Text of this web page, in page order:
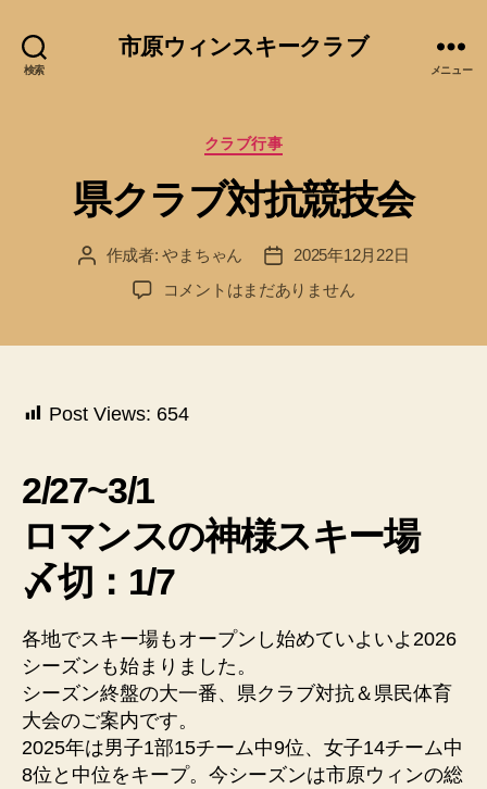
検索
市原ウィンスキークラブ
メニュー
カ
ゴ
リ
クラブ行事
県クラブ対抗競技会
投 作成者:やまちゃん
投
稿
日
2025年12月22日
県
抗
の
コメントはまだありません
Post Views: 654
2/27~3/1
ロマンスの神様スキー場
〆切：1/7
各地でスキー場もオープンし始めていよいよ2026
シーズンも始まりました。
シーズン終盤の大一番、県クラブ対抗＆県民体育
大会のご案内です。
2025年は男子1部15チーム中9位、女子14チーム中
8位と中位をキープ。今シーズンは市原ウィンの総